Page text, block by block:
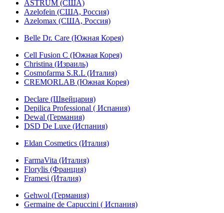
ASTRUM (США)
Azelofein (США, Россия)
Azelomax (США, Россия)
Belle Dr. Care (Южная Корея)
Cell Fusion C (Южная Корея)
Christina (Израиль)
Cosmofarma S.R.L (Италия)
CREMORLAB (Южная Корея)
Declare (Швейцария)
Depilica Professional ( Испания)
Dewal (Германия)
DSD De Luxe (Испания)
Eldan Cosmetics (Италия)
FarmaVita (Италия)
Florylis (Франция)
Framesi (Италия)
Gehwol (Германия)
Germaine de Capuccini ( Испания)